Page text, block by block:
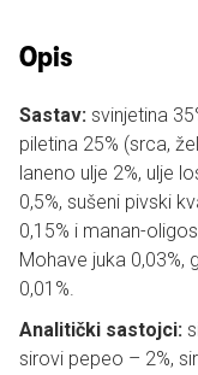
Opis
Sastav: svinjetina
piletina 25% (srca,
laneno ulje 2%, ulje
0,5%, sušeni pivski
0,15% i manan-
Mohave juka 0,03%,
0,01%.
Analitički sastojci:
sirovi pepeo – 2%,